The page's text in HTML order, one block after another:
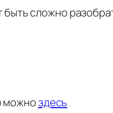
сложно
можноздесь